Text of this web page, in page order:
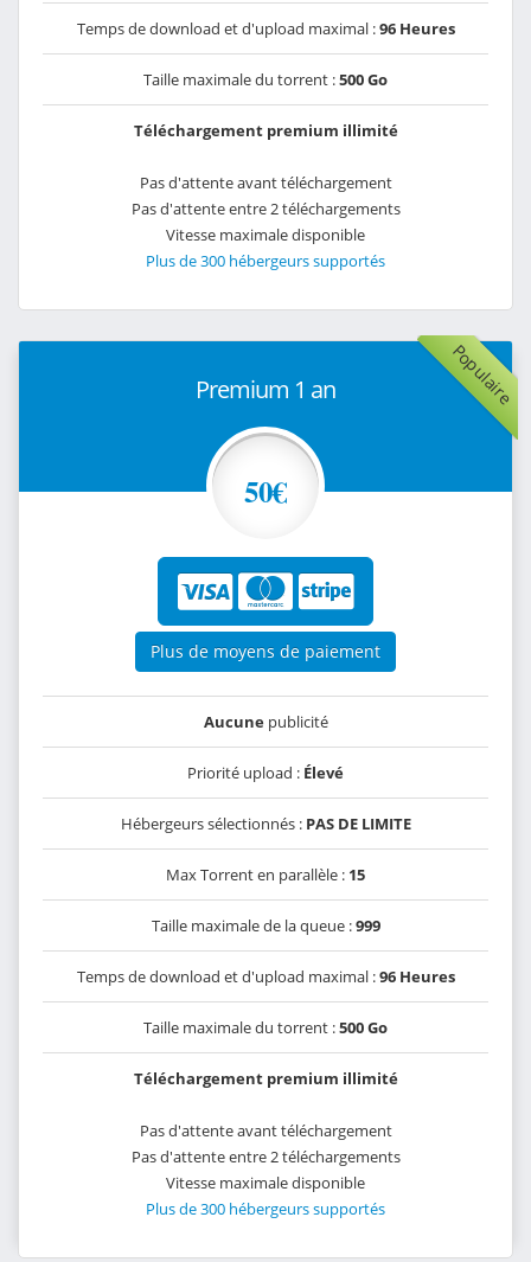
Temps de download et d'upload maximal :96 Heures
Taille maximale du torrent :500 Go
Téléchargement premium illimité
Pas d'attente avant téléchargement
Pas d'attente entre 2 téléchargements
Vitesse maximale disponible
Plus de 300 hébergeurs supportés
Populaire
Premium 1 an
50€
Plus de moyens de paiement
Aucunepublicité
Priorité upload : Élevé
Hébergeurs sélectionnés : PAS DE LIMITE
Max Torrent en parallèle : 15
Taille maximale de la queue :999
Temps de download et d'upload maximal :96 Heures
Taille maximale du torrent :500 Go
Téléchargement premium illimité
Pas d'attente avant téléchargement
Pas d'attente entre 2 téléchargements
Vitesse maximale disponible
Plus de 300 hébergeurs supportés